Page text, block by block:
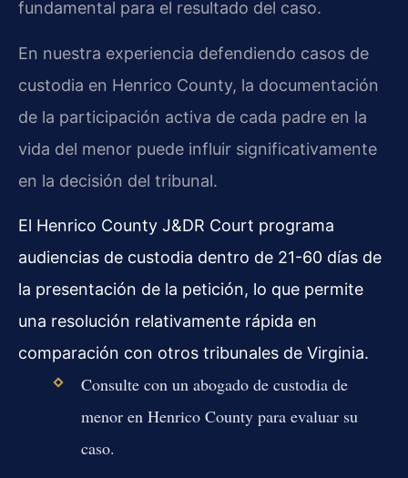
fundamental para el resultado del caso.
En nuestra experiencia defendiendo casos de
custodia en Henrico County, la documentación
de la participación activa de cada padre en la
vida del menor puede influir significativamente
en la decisión del tribunal.
El Henrico County J&DR Court programa
audiencias de custodia dentro de 21-60 días de
la presentación de la petición, lo que permite
una resolución relativamente rápida en
comparación con otros tribunales de Virginia.
Consulte con un abogado de custodia de
menor en Henrico County para evaluar su
caso.